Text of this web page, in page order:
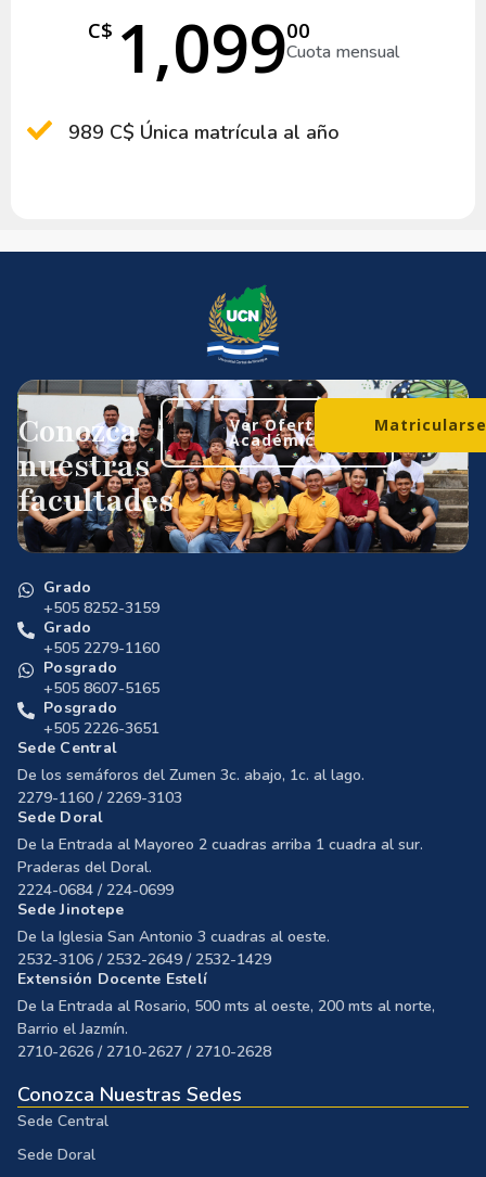
C$ 1,09900
Cuota mensual
989 C$ Única matrícula al año
Conozca
nuestras
facultades
Ver Oferta
Académica
Grado
+505 8252-3159
Grado
+505 2279-1160
Posgrado
+505 8607-5165
Posgrado
+505 2226-3651
Sede Central
De los semáforos del Zumen 3c. abajo, 1c. al lago.
2279-1160 / 2269-3103
Sede Doral
De la Entrada al Mayoreo 2 cuadras arriba 1 cuadra al sur.
Praderas del Doral.
2224-0684 / 224-0699
Sede Jinotepe
De la Iglesia San Antonio 3 cuadras al oeste.
2532-3106 / 2532-2649 / 2532-1429
Extensión Docente Estelí
De la Entrada al Rosario, 500 mts al oeste, 200 mts al norte,
Barrio el Jazmín.
2710-2626 / 2710-2627 / 2710-2628
Conozca Nuestras Sedes
Sede Central
Sede Doral